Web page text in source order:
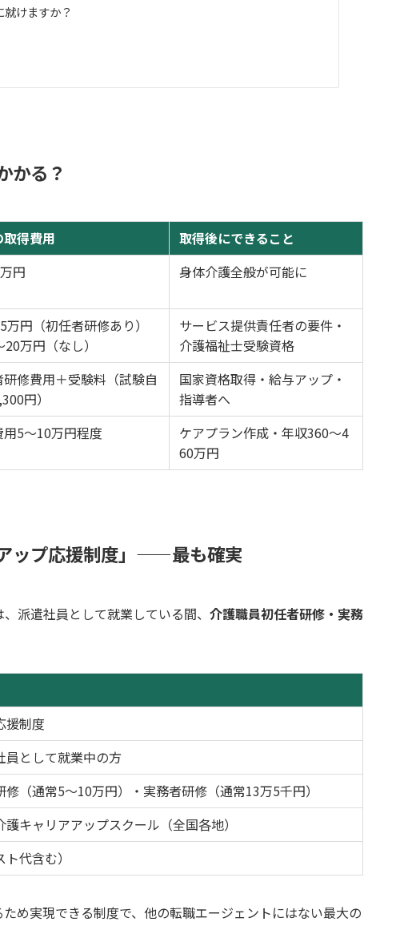
けますか？
かる？
得費用
取得後にできること
円 身体介護全般が可能に
万円（初任者研修あり）
20万円（なし）
サービス提供責任者の要件・
介護福祉士受験資格
研修費用＋受験料（試験自
円）
国家資格取得・給与アップ・
指導者へ
5〜10万円程度
ケアプラン作成・年収360〜4
60万円
ップ応援制度」——最も確実
派遣社員として就業している間、 介護職員初任者研修・実務
援制度
員として就業中の方
（通常5〜10万円）・実務者研修（通常13万5千円）
キャリアアップスクール（全国各地）
代含む）
め実現できる制度で、他の転職エージェントにはない最大の